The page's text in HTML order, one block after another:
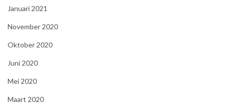
Januari 2021
November 2020
Oktober 2020
Juni 2020
Mei 2020
Maart 2020